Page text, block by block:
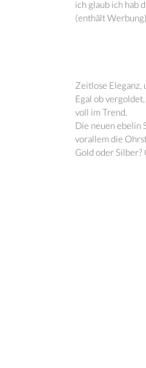
ich glaub ich hab
(enthält Werbung)
Zeitlose Eleganz,
Egal ob
voll im Trend.
Die neuen ebelin
vorallem die
Gold oder Silber?